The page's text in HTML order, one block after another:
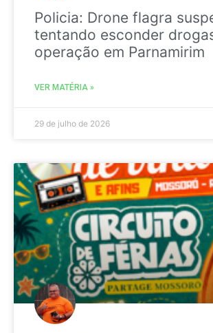
Policia: Drone flagra
tentando esconder
operação em Parnamirim
VER MATÉRIA »
29 de julho de 2026